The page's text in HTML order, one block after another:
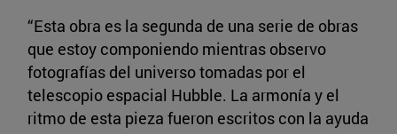
“Esta obra es la segunda de una serie de obras
que estoy componiendo mientras observo
fotografías del universo tomadas por el
telescopio espacial Hubble. La armonía y el
ritmo de esta pieza fueron escritos con la ayuda